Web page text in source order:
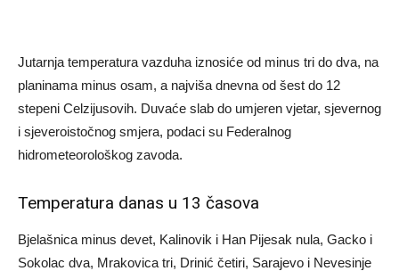
Jutarnja temperatura vazduha iznosiće od minus tri do dva, na
planinama minus osam, a najviša dnevna od šest do 12
stepeni Celzijusovih. Duvaće slab do umjeren vjetar, sjevernog
i sjeveroistočnog smjera, podaci su Federalnog
hidrometeorološkog zavoda.
Temperatura danas u 13 časova
Bjelašnica minus devet, Kalinovik i Han Pijesak nula, Gacko i
Sokolac dva, Mrakovica tri, Drinić četiri, Sarajevo i Nevesinje